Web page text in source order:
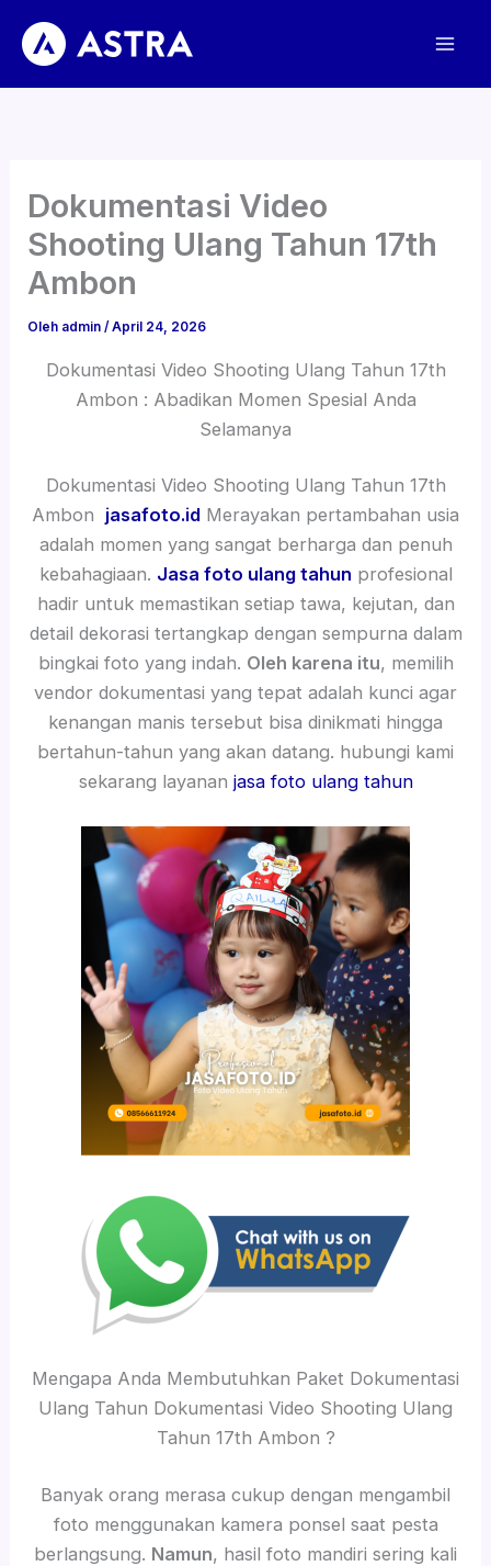
konten
Dokumentasi Video
Shooting Ulang Tahun 17th
Ambon
Oleh admin/April 24, 2026
Dokumentasi Video Shooting Ulang Tahun 17th
Ambon : Abadikan Momen Spesial Anda
Selamanya
Dokumentasi Video Shooting Ulang Tahun 17th
Ambon jasafoto.id Merayakan pertambahan usia
adalah momen yang sangat berharga dan penuh
kebahagiaan. Jasa foto ulang tahun profesional
hadir untuk memastikan setiap tawa, kejutan, dan
detail dekorasi tertangkap dengan sempurna dalam
bingkai foto yang indah. Oleh karena itu, memilih
vendor dokumentasi yang tepat adalah kunci agar
kenangan manis tersebut bisa dinikmati hingga
bertahun-tahun yang akan datang. hubungi kami
sekarang layanan jasa foto ulang tahun
Mengapa Anda Membutuhkan Paket Dokumentasi
Ulang Tahun Dokumentasi Video Shooting Ulang
Tahun 17th Ambon ?
Banyak orang merasa cukup dengan mengambil
foto menggunakan kamera ponsel saat pesta
berlangsung. Namun, hasil foto mandiri sering kali